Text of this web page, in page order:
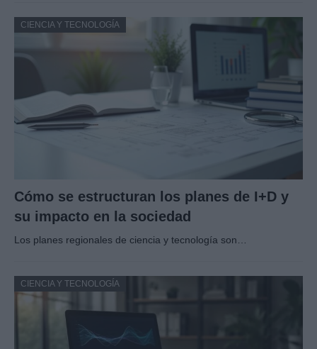
CIENCIA Y TECNOLOGÍA
Cómo se estructuran los planes de I+D y
su impacto en la sociedad
Los planes regionales de ciencia y tecnología son…
CIENCIA Y TECNOLOGÍA